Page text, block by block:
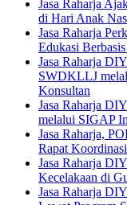
Jasa Raharja
di Hari Anak
Jasa Raharja
Edukasi
Jasa Raharja
SWDKLLJ
Konsultan
Jasa Raharja
melalui SIGAP
Jasa Raharja,
Rapat
Jasa Raharja
Kecelakaan di
Jasa Raharja